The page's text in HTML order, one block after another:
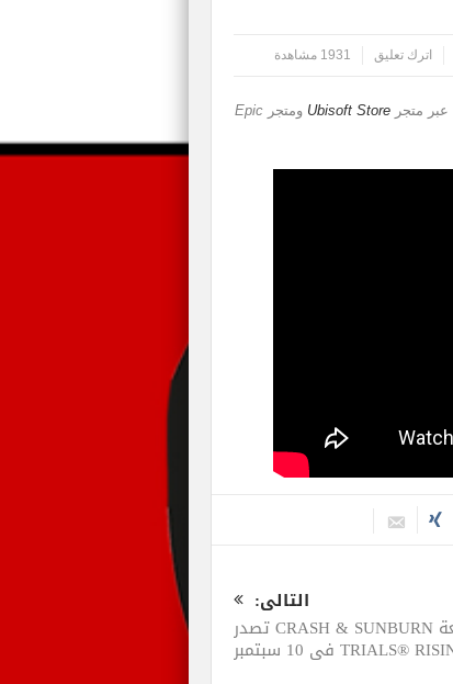
اترك تعليق 1931 مشاهدة
عبر متجر Ubisoft Store ومتجر Epic
التالى:
توسعة CRASH & SUNBURN تصدر